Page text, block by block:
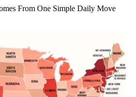
From One Simple Daily Move